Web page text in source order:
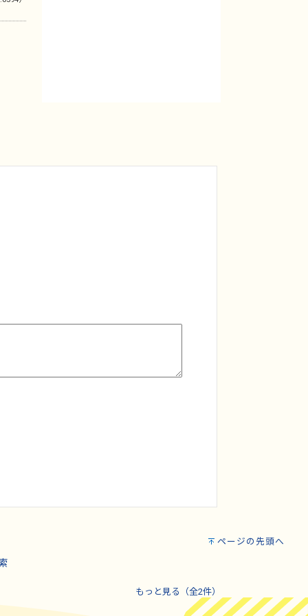
ページの先頭へ
もっと見る（全2件）